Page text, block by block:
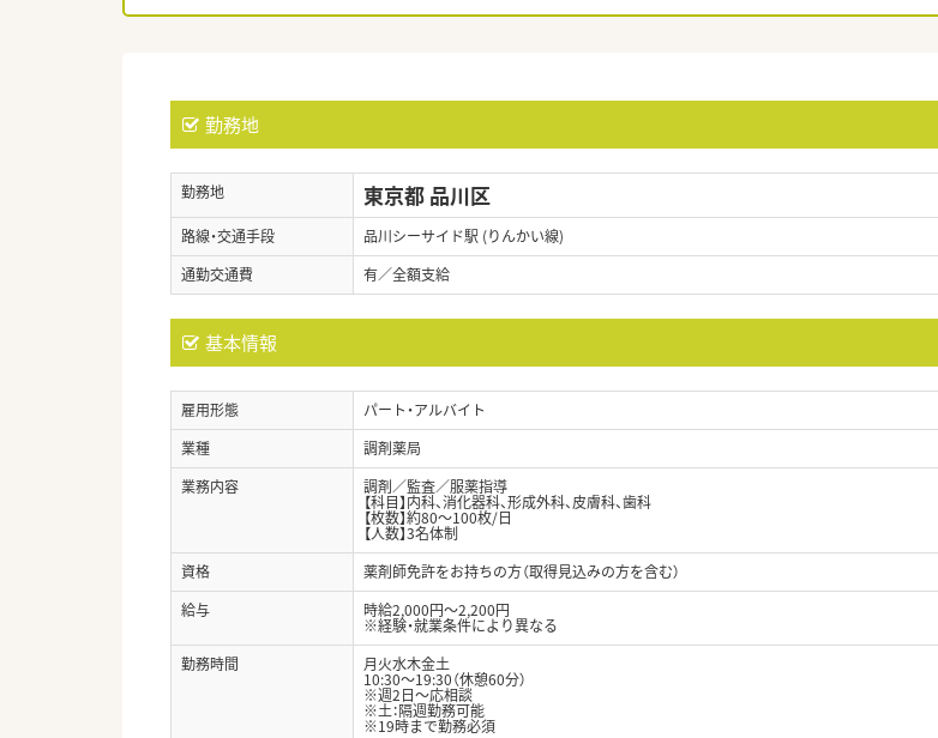
勤務地
勤務地 東京都 品川区
路線・交通手段
品川シーサイド駅 (りんかい線)
通勤交通費
有／全額支給
基本情報
雇用形態
パート・アルバイト
業種
調剤薬局
業務内容
調剤／監査／服薬指導
【科目】内科、消化器科、形成外科、皮膚科、歯科
【枚数】約80～100枚/日
【人数】3名体制
資格
薬剤師免許をお持ちの方（取得見込みの方を含む）
給与
時給2,000円～2,200円
※経験・就業条件により異なる
勤務時間
月火水木金土
10:30～19:30（休憩60分）
※週2日～応相談
※土：隔週勤務可能
※19時まで勤務必須